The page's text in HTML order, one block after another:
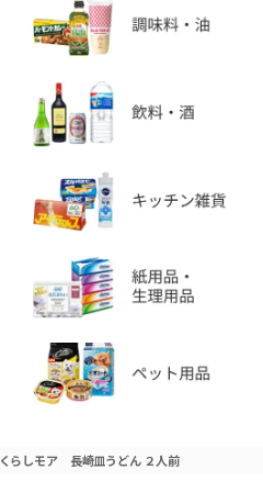
くらしモア 長崎皿うどん ２人前